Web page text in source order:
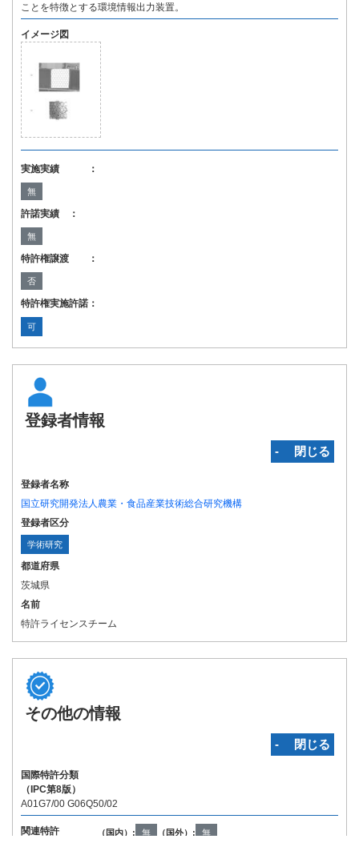
ことを特徴とする環境情報出力装置。
イメージ図
実施実績 ：
無
許諾実績 ：
無
特許権譲渡 ：
否
特許権実施許諾：
可
登録者情報
‐ 閉じる
登録者名称
国立研究開発法人農業・食品産業技術総合研究機構
登録者区分
学術研究
都道府県
茨城県
名前
特許ライセンスチーム
その他の情報
‐ 閉じる
国際特許分類
（IPC第8版）
A01G7/00 G06Q50/02
関連特許 （国内）: 無 （国外）: 無